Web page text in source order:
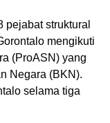
struktural
mengikuti
(ProASN) yang
Negara (BKN).
selama tiga